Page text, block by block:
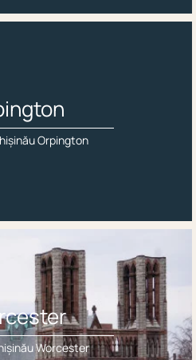
Orpington
Worcester